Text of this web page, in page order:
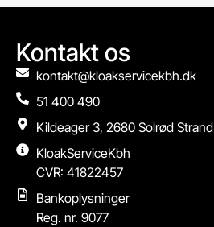
Kontakt os
kontakt@kloakservicekbh.dk
51 400 490
Kildeager 3, 2680 Solrød Strand
KloakServiceKbh
CVR: 41822457
Bankoplysninger
Reg. nr. 9077